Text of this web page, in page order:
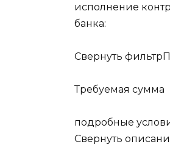
исполнение
банка:
Свернуть фильтр
Требуемая сумма
подробные
Свернуть